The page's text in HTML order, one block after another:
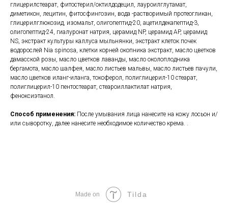
глицерилстеарат, фитостерил/октилдодецил, лауроилглутамат,
диметикон, лецитин, фитосфингозин, вода -растворимый протеогликан,
глицерилглюкозид, изомальт, олигопептид-20, ацетилдекапептид-3,
олигопептид-24, гиалуронат натрия, церамид NP, церамид AP, церамид
NS, экстракт культуры каллуса мыльнянки, экстракт клеток почек
водорослей Nia spinosa, клетки корней окопника экстракт, масло цветков
дамасской розы, масло цветков лаванды, масло околоплодника
бергамота, масло шалфея, масло листьев мальвы, масло листьев пачули,
масло цветков иланг-иланга, токоферол, полиглицерил-10 стеарат,
полиглицерил-10 пентостеарат, стеароиллактилат натрия,
феноксиэтанол.
Способ применения: После умывания лица нанесите на кожу лосьон и/
или сыворотку, далее нанесите необходимое количество крема. .
Made on Tilda